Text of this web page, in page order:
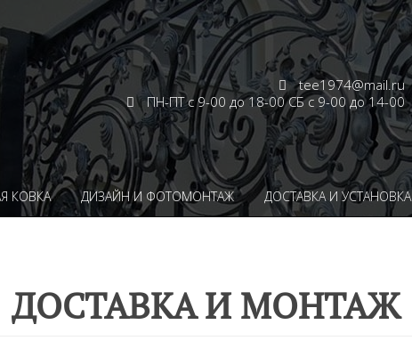
tee1974@mail.ru
ПН-ПТ с 9-00 до 18-00 СБ с 9-00 до 14-00
КОВКА ДИЗАЙН И ФОТОМОНТАЖ ДОСТАВКА И УСТАНОВКА
ДОСТАВКА И МОНТАЖ